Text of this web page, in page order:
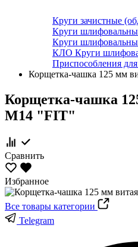
Круги зачистные
Круги
Круги
КЛО Круги
Приспособления
Корщетка-чашка 125 мм
Корщетка-чашка
М14 "FIT"
Сравнить
Избранное
Все товары категории
Telegram